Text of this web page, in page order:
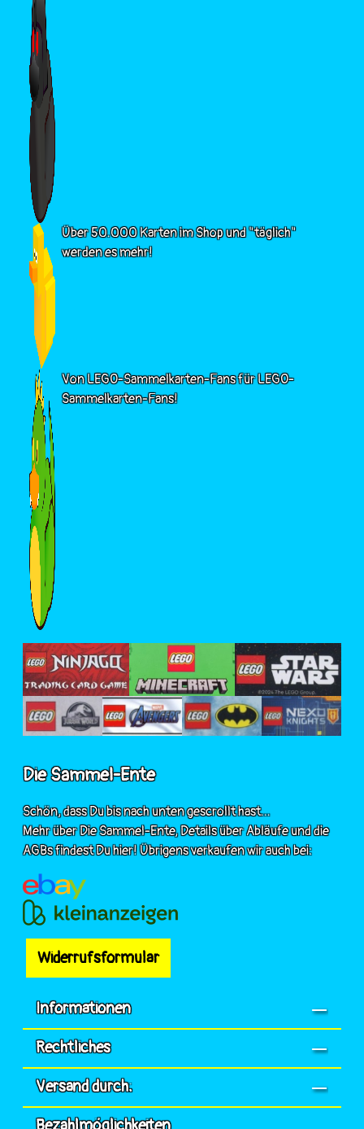
Über 50.000 Karten im Shop und "täglich"
werden es mehr!
Von LEGO-Sammelkarten-Fans für LEGO-
Sammelkarten-Fans!
Die Sammel-Ente
Schön, dass Du bis nach unten gescrollt hast...
Mehr über Die Sammel-Ente, Details über Abläufe und die
AGBs findest Du hier! Übrigens verkaufen wir auch bei:
Widerrufsformular
Informationen
Rechtliches
Versand durch: